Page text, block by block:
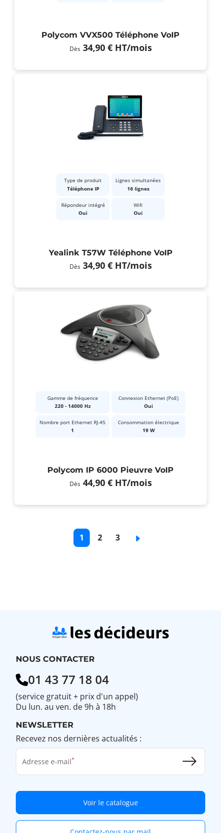
Polycom VVX500 Téléphone VoIP
Dès 34,90 € HT/mois
Type de produit
Téléphone IP
Lignes simultanées
16 lignes
Répondeur intégré
Oui
Wifi
Oui
Yealink T57W Téléphone VoIP
Dès 34,90 € HT/mois
Gamme de fréquence
220 - 14000 Hz
Connexion Ethernet (PoE)
Oui
Nombre port Ethernet RJ-45
1
Consommation électrique
19 W
Polycom IP 6000 Pieuvre VoIP
Dès 44,90 € HT/mois
Page
courante
1
Page
2
Page
3
Page
NOUS CONTACTER
01 43 77 18 04
(service gratuit + prix d'un appel)
Du lun. au ven. de 9h à 18h
NEWSLETTER
Recevez nos dernières actualités :
Adresse e-mail
Voir le catalogue